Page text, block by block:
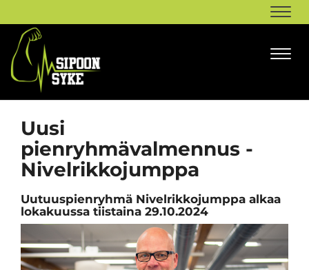
Uusi
pienryhmävalmennus -
Nivelrikkojumppa
Uutuuspienryhmä Nivelrikkojumppa alkaa
lokakuussa tiistaina 29.10.2024